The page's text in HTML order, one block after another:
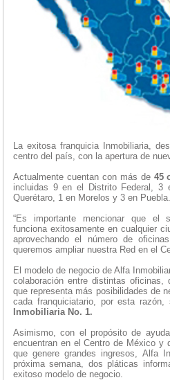
La exitosa franquicia Inmobiliaria,
centro del país, con la apertura de
Actualmente cuentan con más de 45
incluidas 9 en el Distrito Federal,
Querétaro, 1 en Morelos y 3 en Puebla.
“Es importante mencionar que
funciona exitosamente en cualquier
aprovechando el número de
queremos ampliar nuestra Red en el
El modelo de negocio de Alfa
colaboración entre distintas
que representa más posibilidades de
cada franquiciatario, por esta
Inmobiliaria No. 1.
Asimismo, con el propósito de
encuentran en el Centro de México y
que genere grandes ingresos, Alfa
próxima semana, dos pláticas
exitoso modelo de negocio.